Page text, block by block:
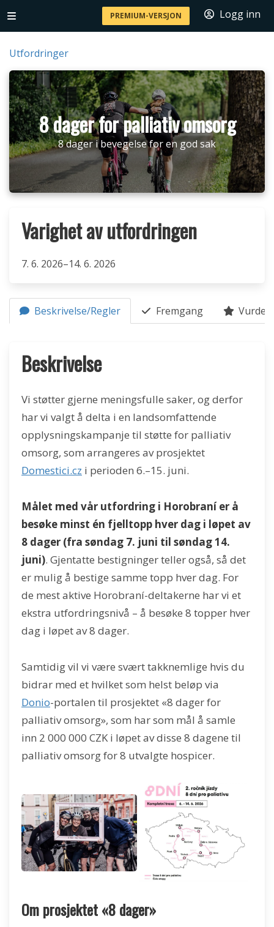
PREMIUM-VERSJON Logg inn
Utfordringer
8 dager for palliativ omsorg
8 dager i bevegelse for en god sak
Varighet av utfordringen
7. 6. 2026–14. 6. 2026
Beskrivelse/Regler Fremgang
Beskrivelse
Vi støtter gjerne meningsfulle saker, og derfor
har vi valgt å delta i en landsomfattende
opplysningskampanje til støtte for palliativ
omsorg, som arrangeres av prosjektet
Domestici.cz i perioden 6.–15. juni.
Målet med vår utfordring i Horobraní er å
besøke minst én fjelltopp hver dag i løpet av
8 dager (fra søndag 7. juni til søndag 14.
juni). Gjentatte bestigninger teller også, så det
er mulig å bestige samme topp hver dag. For
de mest aktive Horobraní-deltakerne har vi et
ekstra utfordringsnivå – å besøke 8 topper hver
dag i løpet av 8 dager.
Samtidig vil vi være svært takknemlige hvis du
bidrar med et hvilket som helst beløp via
Donio-portalen til prosjektet «8 dager for
palliativ omsorg», som har som mål å samle
inn 2 000 000 CZK i løpet av disse 8 dagene til
palliativ omsorg for 8 utvalgte hospicer.
Om prosjektet «8 dager»